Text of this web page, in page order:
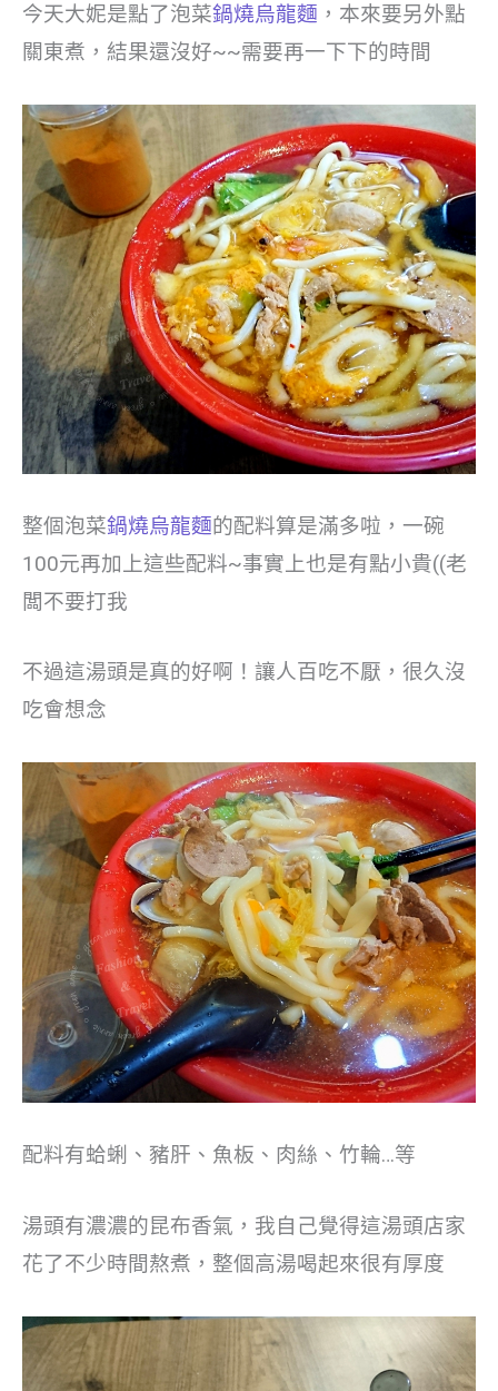
今天大妮是點了泡菜鍋燒烏龍麵 ，本來要另外點
關東煮，結果還沒好~~需要再一下下的時間
整個泡菜鍋燒烏龍麵的配料算是滿多啦，一碗
100元再加上這些配料~事實上也是有點小貴((老
闆不要打我
不過這湯頭是真的好啊！讓人百吃不厭，很久沒
吃會想念
配料有蛤蜊、豬肝、魚板、肉絲、竹輪…等
湯頭有濃濃的昆布香氣，我自己覺得這湯頭店家
花了不少時間熬煮，整個高湯喝起來很有厚度